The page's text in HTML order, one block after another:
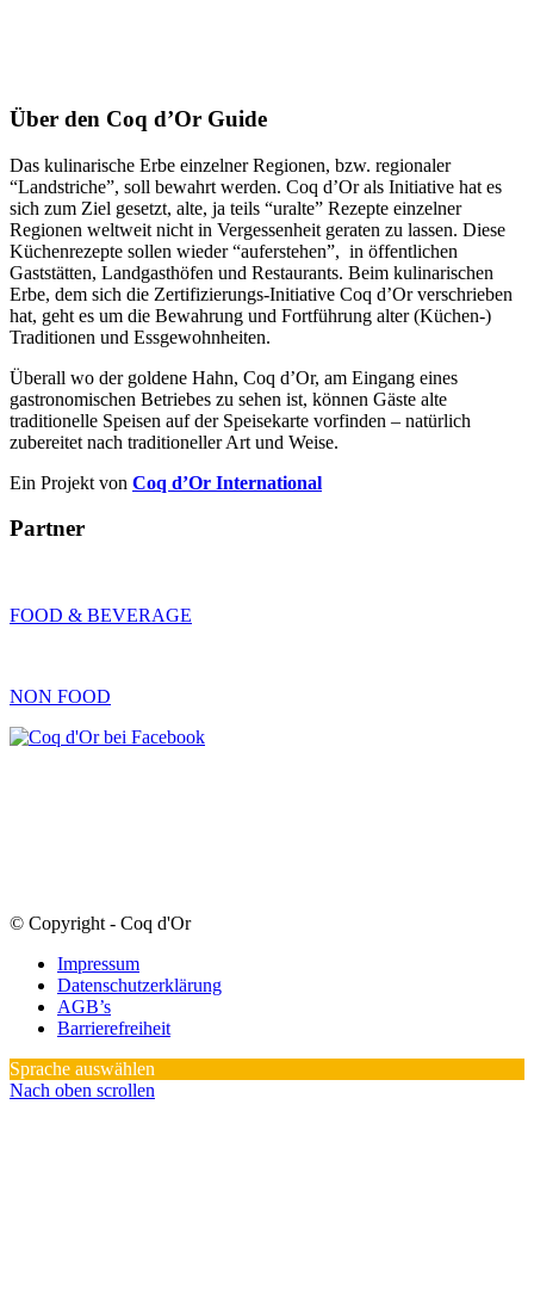
Über den Coq d’Or Guide
Das kulinarische Erbe einzelner Regionen, bzw. regionaler
“Landstriche”, soll bewahrt werden. Coq d’Or als Initiative hat es
sich zum Ziel gesetzt, alte, ja teils “uralte” Rezepte einzelner
Regionen weltweit nicht in Vergessenheit geraten zu lassen. Diese
Küchenrezepte sollen wieder “auferstehen”, in öffentlichen
Gaststätten, Landgasthöfen und Restaurants. Beim kulinarischen
Erbe, dem sich die Zertifizierungs-Initiative Coq d’Or verschrieben
hat, geht es um die Bewahrung und Fortführung alter (Küchen-)
Traditionen und Essgewohnheiten.
Überall wo der goldene Hahn, Coq d’Or, am Eingang eines
gastronomischen Betriebes zu sehen ist, können Gäste alte
traditionelle Speisen auf der Speisekarte vorfinden – natürlich
zubereitet nach traditioneller Art und Weise.
Ein Projekt von Coq d’Or International
Partner
FOOD & BEVERAGE
NON FOOD
© Copyright - Coq d'Or
Impressum
Datenschutzerklärung
AGB’s
Barrierefreiheit
Sprache auswählen
Nach oben scrollen